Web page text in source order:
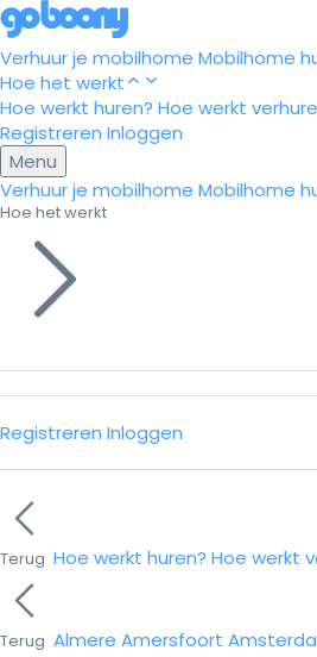
Verhuur je mobilhome Mobilhome
Hoe het werkt
Hoe werkt huren? Hoe werkt
Registreren Inloggen
Menu
Verhuur je mobilhome Mobilhome
Hoe het werkt
Registreren Inloggen
Terug Hoe werkt huren? Hoe werkt
Terug Almere Amersfoort